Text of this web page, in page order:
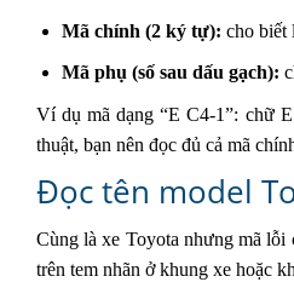
Mã chính (2 ký tự): cho biết
Mã phụ (số sau dấu gạch):
Ví dụ mã dạng “E C4-1”: chữ
thuật, bạn nên đọc đủ cả mã
Đọc tên model
Cùng là xe Toyota nhưng mã lỗi
trên tem nhãn ở khung xe hoặc